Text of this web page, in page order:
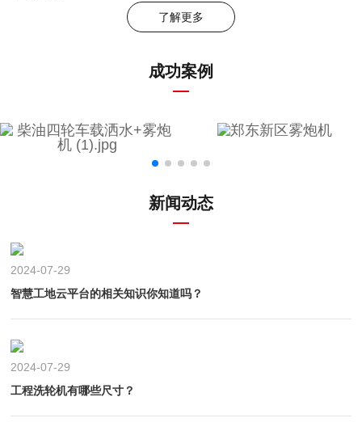
了解更多
成功案例
新闻动态
2024-07-29
智慧工地云平台的相关知识你知道吗？
2024-07-29
工程洗轮机有哪些尺寸？